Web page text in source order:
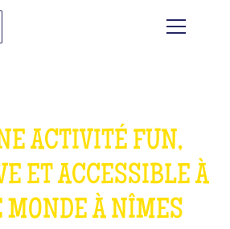
ACTIVITÉ FUN,
ET ACCESSIBLE À
MONDE À NÎMES